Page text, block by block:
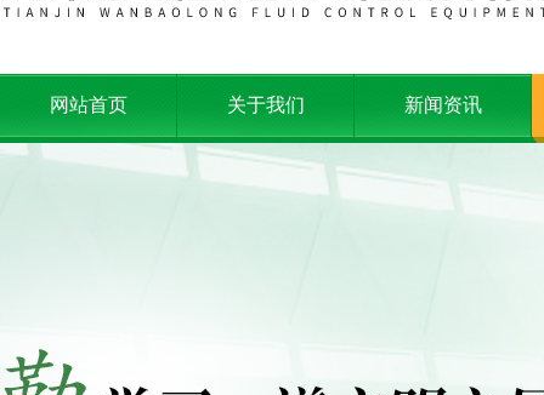
网站首页 关于我们 新闻资讯